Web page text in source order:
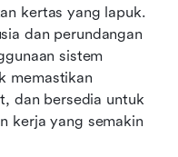
kertas yang lapuk.
dan perundangan
sistem
memastikan
dan bersedia untuk
kerja yang semakin